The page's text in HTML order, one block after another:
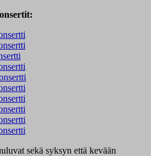
sekä syksyn että kevään